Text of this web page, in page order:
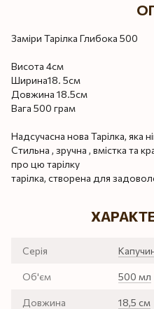
Заміри Тарілка Глибока 500
Висота 4см
Ширина18. 5см
Довжина 18.5см
Вага 500 грам
Надсучасна нова Тарілка, яка
Стильна , зручна , вмістка та
про цю тарілку
тарілка, створена для
Серія
Об'єм 500 мл
Довжина 18,5 см